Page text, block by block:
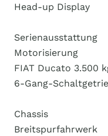
Head-up Display
Serienausstattung
Motorisierung
FIAT Ducato 3.500
6-Gang-
Chassis
Breitspurfahrwerk